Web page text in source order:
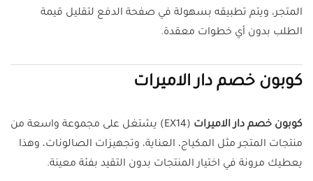
المتجر، ويتم تطبيقه بسهولة في صفحة الدفع لتقليل قيمة
الطلب بدون أي خطوات معقدة.
كوبون خصم دار الاميرات
كوبون خصم دار الاميرات
(EX14) يشتغل على مجموعة واسعة من
منتجات المتجر مثل المكياج، العناية، وتجهيزات الصالونات، وهذا
يعطيك مرونة في اختيار المنتجات بدون التقيد بفئة معينة.